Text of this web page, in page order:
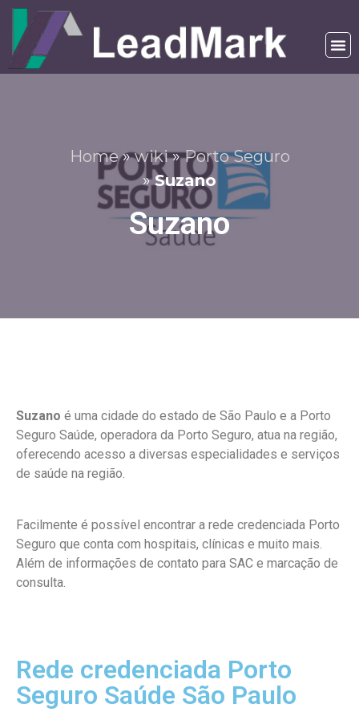
Home»wiki»Porto Seguro
»Suzano
Suzano
Suzano é uma cidade do estado de São Paulo e a Porto
Seguro Saúde, operadora da Porto Seguro, atua na região,
oferecendo acesso a diversas especialidades e serviços
de saúde na região.
Facilmente é possível encontrar a rede credenciada Porto
Seguro que conta com hospitais, clínicas e muito mais.
Além de informações de contato para SAC e marcação de
consulta.
Rede credenciada Porto
Seguro Saúde São Paulo